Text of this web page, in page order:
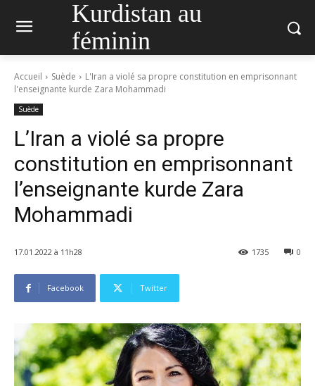
Kurdistan au
féminin
Accueil Suède
L'Iran a violé sa propre constitution en emprisonnant
l'enseignante kurde Zara Mohammadi
Suède
L’Iran a violé sa propre
constitution en emprisonnant
l’enseignante kurde Zara
Mohammadi
17.01.2022 à 11h28 0
1735
Facebook Twitter